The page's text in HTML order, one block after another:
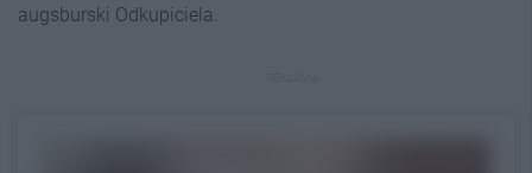
augsburski Odkupiciela.